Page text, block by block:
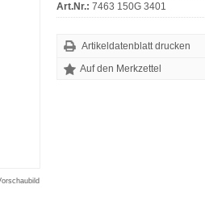
Art.Nr.: 7463 150G 3401
Artikeldatenblatt drucken